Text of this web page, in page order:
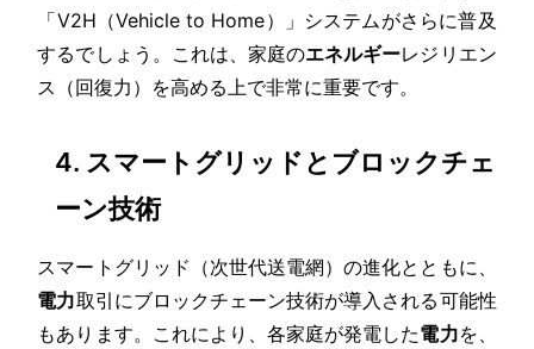
「V2H（Vehicle to Home）」システムがさらに普及
するでしょう。これは、家庭のエネルギーレジリエン
ス（回復力）を高める上で非常に重要です。
4. スマートグリッドとブロックチェ
ーン技術
スマートグリッド（次世代送電網）の進化とともに、
電力取引にブロックチェーン技術が導入される可能性
もあります。これにより、各家庭が発電した電力を、